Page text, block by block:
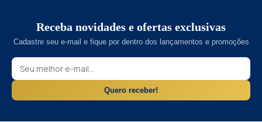
Receba novidades e ofertas exclusivas
Cadastre seu e-mail e fique por dentro dos lançamentos e promoções
Quero receber!